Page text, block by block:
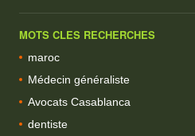
MOTS CLES RECHERCHES
maroc
Médecin généraliste
Avocats Casablanca
dentiste